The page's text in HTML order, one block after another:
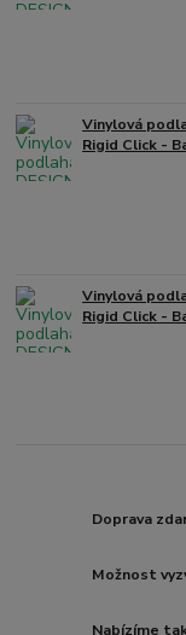
Vinylová
Rigid Click -
Vinylová
Rigid Click -
Doprava
Možnost
Nabízíme